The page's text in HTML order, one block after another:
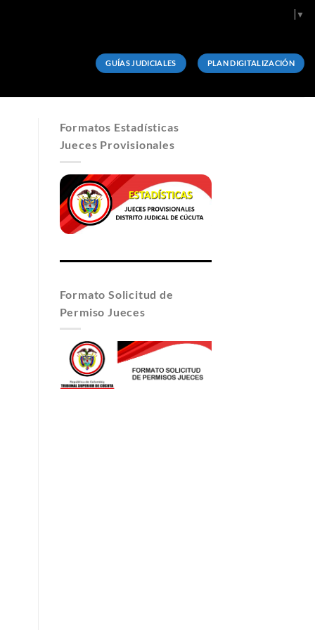
▼
GUÍAS JUDICIALES PLAN DIGITALIZACIÓN
Formatos Estadísticas
Jueces Provisionales
Formato Solicitud de
Permiso Jueces